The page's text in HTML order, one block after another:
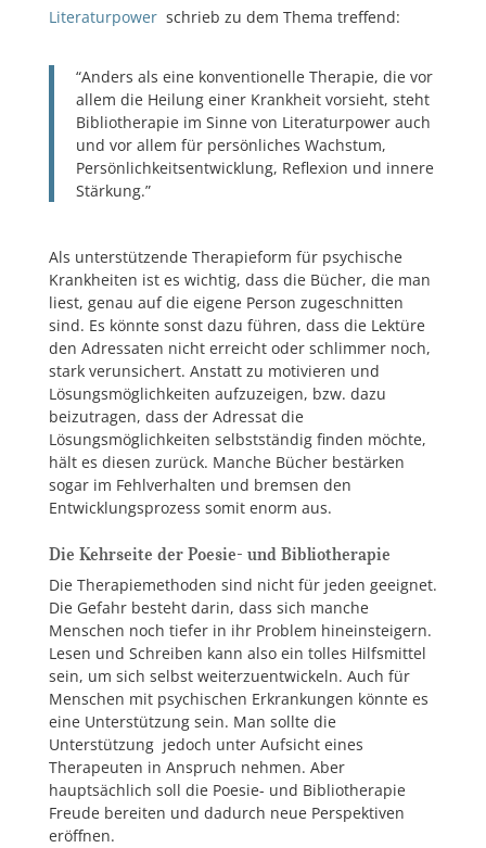
Literaturpower schrieb zu dem Thema treffend:
“Anders als eine konventionelle Therapie, die vor
allem die Heilung einer Krankheit vorsieht, steht
Bibliotherapie im Sinne von Literaturpower auch
und vor allem für persönliches Wachstum,
Persönlichkeitsentwicklung, Reflexion und innere
Stärkung.”
Als unterstützende Therapieform für psychische
Krankheiten ist es wichtig, dass die Bücher, die man
liest, genau auf die eigene Person zugeschnitten
sind. Es könnte sonst dazu führen, dass die Lektüre
den Adressaten nicht erreicht oder schlimmer noch,
stark verunsichert. Anstatt zu motivieren und
Lösungsmöglichkeiten aufzuzeigen, bzw. dazu
beizutragen, dass der Adressat die
Lösungsmöglichkeiten selbstständig finden möchte,
hält es diesen zurück. Manche Bücher bestärken
sogar im Fehlverhalten und bremsen den
Entwicklungsprozess somit enorm aus.
Die Kehrseite der Poesie- und Bibliotherapie
Die Therapiemethoden sind nicht für jeden geeignet.
Die Gefahr besteht darin, dass sich manche
Menschen noch tiefer in ihr Problem hineinsteigern.
Lesen und Schreiben kann also ein tolles Hilfsmittel
sein, um sich selbst weiterzuentwickeln. Auch für
Menschen mit psychischen Erkrankungen könnte es
eine Unterstützung sein. Man sollte die
Unterstützung jedoch unter Aufsicht eines
Therapeuten in Anspruch nehmen. Aber
hauptsächlich soll die Poesie- und Bibliotherapie
Freude bereiten und dadurch neue Perspektiven
eröffnen.